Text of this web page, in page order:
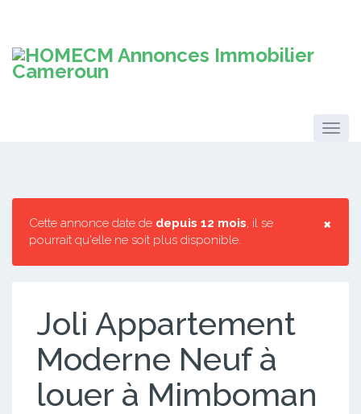
×
Cette annonce date de depuis 12 mois, il se
pourrait qu'elle ne soit plus disponible.
Joli Appartement
Moderne Neuf à
louer à Mimboman